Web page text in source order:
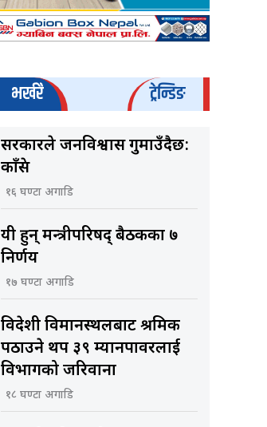
भर्खरै ट्रेन्डिङ
सरकारले जनविश्वास गुमाउँदैछ:
काँग्रेस
१६ घण्टा अगाडि
यी हुन् मन्त्रीपरिषद् बैठकका ७
निर्णय
१७ घण्टा अगाडि
विदेशी विमानस्थलबाट श्रमिक
पठाउने थप ३९ म्यानपावरलाई
विभागको जरिवाना
१८ घण्टा अगाडि